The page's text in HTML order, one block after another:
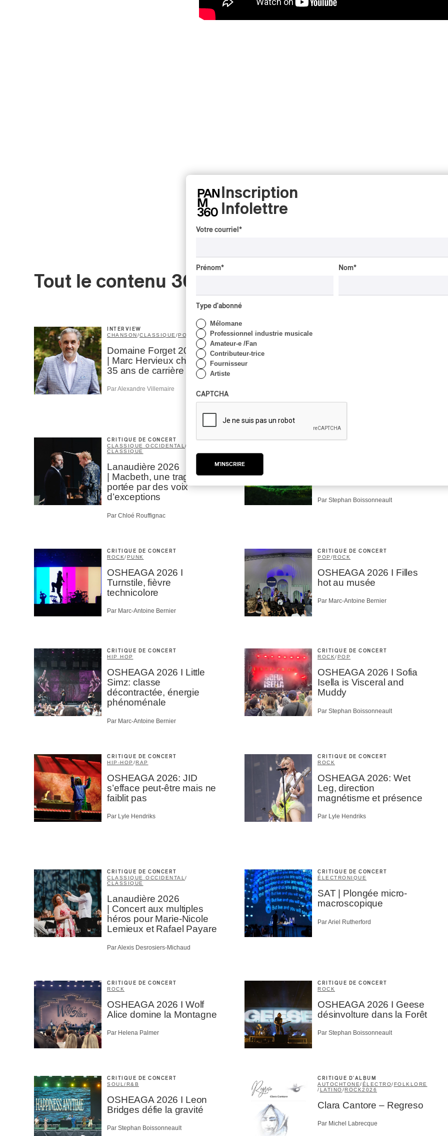
Tout le contenu 360
INTERVIEW
CHANSON/CLASSIQUE /POP
Domaine Forget 2026
| Marc Hervieux chante
35 ans de carrière
Par Alexandre Villemaire
Par Chloé Rouffignac
CRITIQUE DE CONCERT
CLASSIQUE OCCIDENTAL/
CLASSIQUE
Lanaudière 2026
| Macbeth, une tragédie
portée par des voix
d’exceptions
Par Chloé Rouffignac
CRITIQUE DE CONCERT
Par Stephan Boissonneault
CRITIQUE DE CONCERT
ROCK/PUNK
OSHEAGA 2026 I
Turnstile, fièvre
technicolore
Par Marc-Antoine Bernier
CRITIQUE DE CONCERT
POP /ROCK
OSHEAGA 2026 I Filles
hot au musée
Par Marc-Antoine Bernier
CRITIQUE DE CONCERT
HIP HOP
OSHEAGA 2026 I Little
Simz: classe
décontractée, énergie
phénoménale
Par Marc-Antoine Bernier
CRITIQUE DE CONCERT
ROCK/POP
OSHEAGA 2026 I Sofia
Isella is Visceral and
Muddy
Par Stephan Boissonneault
CRITIQUE DE CONCERT
HIP-HOP /RAP
OSHEAGA 2026: JID
s’efface peut-être mais ne
faiblit pas
Par Lyle Hendriks
CRITIQUE DE CONCERT
ROCK
OSHEAGA 2026: Wet
Leg, direction
magnétisme et présence
Par Lyle Hendriks
CRITIQUE DE CONCERT
CLASSIQUE OCCIDENTAL /
CLASSIQUE
Lanaudière 2026
| Concert aux multiples
héros pour Marie-Nicole
Lemieux et Rafael Payare
Par Alexis Desrosiers-Michaud
CRITIQUE DE CONCERT
ÉLECTRONIQUE
SAT | Plongée micro-
macroscopique
Par Ariel Rutherford
CRITIQUE DE CONCERT
ROCK
OSHEAGA 2026 I Wolf
Alice domine la Montagne
Par Helena Palmer
CRITIQUE DE CONCERT
ROCK
OSHEAGA 2026 I Geese
désinvolture dans la Forêt
Par Stephan Boissonneault
CRITIQUE DE CONCERT
SOUL/R&B
OSHEAGA 2026 I Leon
Bridges défie la gravité
Par Stephan Boissonneault
CRITIQUE D'ALBUM
AUTOCHTONE/ÉLECTRO/FOLKLORE
/LATINO/ROCK2026
Clara Cantore – Regreso
Par Michel Labrecque
Inscription
Infolettre
Votre courriel *
Prénom* Nom*
Type d'abonné
Mélomane
Professionnel industrie musicale
Amateur-e /Fan
Contributeur-trice
Fournisseur
Artiste
CAPTCHA
M'INSCRIRE